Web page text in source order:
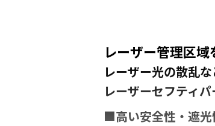
レーザー管理区域
レーザー光の散乱
レーザーセフティ
■高い安全性・遮光